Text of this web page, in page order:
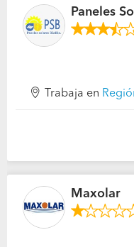
Paneles
Trabaja en
Maxolar